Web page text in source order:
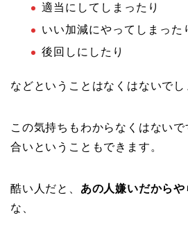
適当にしてしまったり
いい加減にやってしまった
後回しにしたり
などということはなくはないでし
この気持ちもわからなくはないで
合いということもできます。
酷い人だと、 あの人嫌いだからや
な、